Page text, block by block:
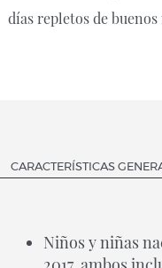
días repletos de
CARACTERÍSTICAS
Niños y niñas